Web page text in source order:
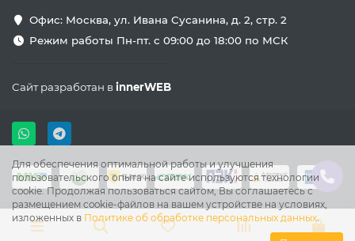
Для обеспечения оптимальной работы и улучшения
пользовательского опыта на сайте используются технологии
cookie. Продолжая пользоваться сайтом, Вы соглашаетесь с
размещением cookie-файлов на вашем устройстве на условиях,
изложенных в Политике об обработке персональных данных.
Офис: Москва, ул. Ивана Сусанина, д. 2, стр. 2
Режим работы Пн-пт. с 09:00 до 18:00 по МСК
Сайт разработан вinnerWEB